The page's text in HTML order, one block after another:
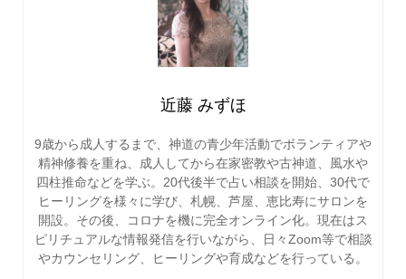
近藤 みずほ
9歳から成人するまで、神道の青少年活動でボランティアや
精神修養を重ね、成人してから在家密教や古神道、風水や
四柱推命などを学ぶ。20代後半で占い相談を開始、30代で
ヒーリングを様々に学び、札幌、芦屋、恵比寿にサロンを
開設。その後、コロナを機に完全オンライン化。現在はス
ピリチュアルな情報発信を行いながら、日々Zoom等で相談
やカウンセリング、ヒーリングや育成などを行っている。